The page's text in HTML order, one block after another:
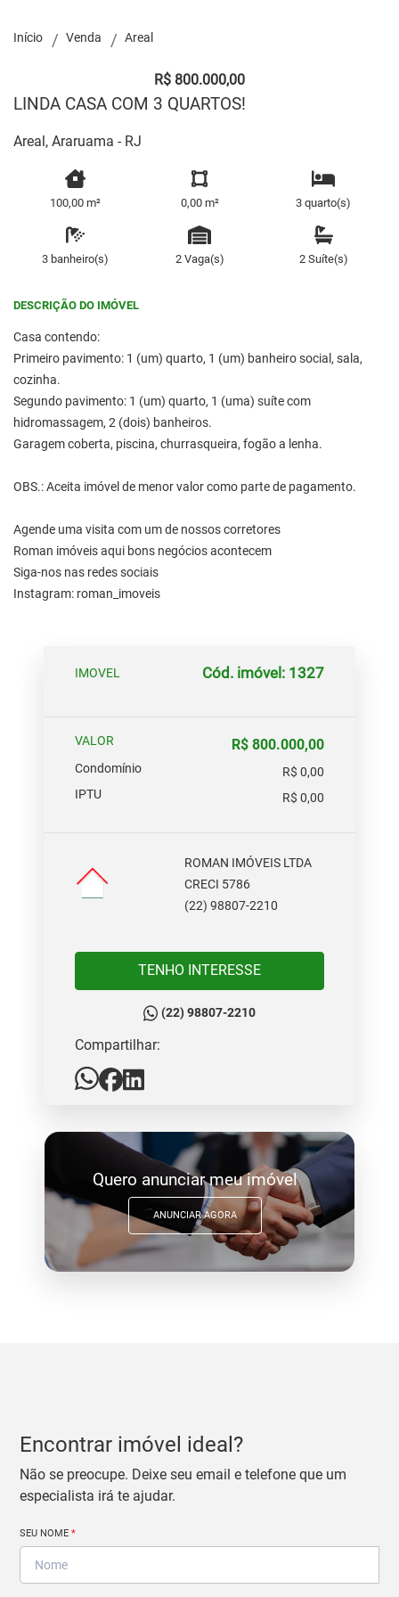
Início Venda Areal
R$ 800.000,00
LINDA CASA COM 3 QUARTOS!
Areal, Araruama - RJ
100,00 m² 0,00 m² 3 quarto(s)
3 banheiro(s) 2 Vaga(s) 2 Suíte(s)
DESCRIÇÃO DO IMÓVEL
Casa contendo:
Primeiro pavimento: 1 (um) quarto, 1 (um) banheiro social, sala,
cozinha.
Segundo pavimento: 1 (um) quarto, 1 (uma) suíte com
hidromassagem, 2 (dois) banheiros.
Garagem coberta, piscina, churrasqueira, fogão a lenha.
OBS.: Aceita imóvel de menor valor como parte de pagamento.
Agende uma visita com um de nossos corretores
Roman imóveis aqui bons negócios acontecem
Siga-nos nas redes sociais
Instagram: roman_imoveis
IMOVEL Cód. imóvel: 1327
VALOR R$ 800.000,00
Condomínio
R$ 0,00
IPTU
R$ 0,00
ROMAN IMÓVEIS LTDA
CRECI 5786
(22) 98807-2210
TENHO INTERESSE
(22) 98807-2210
Compartilhar:
Quero anunciar meu imóvel
ANUNCIAR AGORA
Encontrar imóvel ideal?
Não se preocupe. Deixe seu email e telefone que um
especialista irá te ajudar.
SEU NOME*